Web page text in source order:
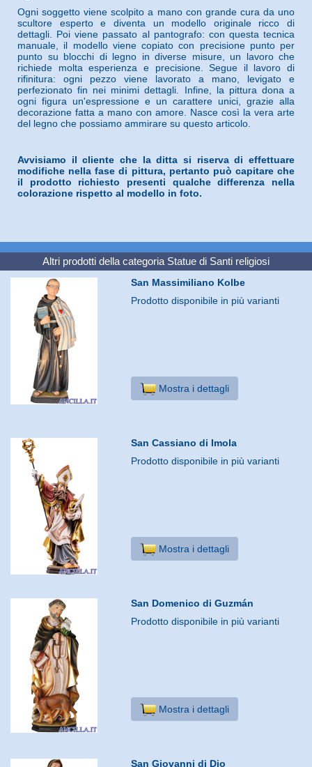
Ogni soggetto viene scolpito a mano con grande cura da uno
scultore esperto e diventa un modello originale ricco di
dettagli. Poi viene passato al pantografo: con questa tecnica
manuale, il modello viene copiato con precisione punto per
punto su blocchi di legno in diverse misure, un lavoro che
richiede molta esperienza e precisione. Segue il lavoro di
rifinitura: ogni pezzo viene lavorato a mano, levigato e
perfezionato fin nei minimi dettagli. Infine, la pittura dona a
ogni figura un'espressione e un carattere unici, grazie alla
decorazione fatta a mano con amore. Nasce così la vera arte
del legno che possiamo ammirare su questo articolo.
Avvisiamo il cliente che la ditta si riserva di effettuare
modifiche nella fase di pittura, pertanto può capitare che
il prodotto richiesto presenti qualche differenza nella
colorazione rispetto al modello in foto.
Altri prodotti della categoria Statue di Santi religiosi
San Massimiliano Kolbe
Prodotto disponibile in più varianti
Mostra i dettagli
San Cassiano di Imola
Prodotto disponibile in più varianti
Mostra i dettagli
San Domenico di Guzmán
Prodotto disponibile in più varianti
Mostra i dettagli
San Giovanni di Dio